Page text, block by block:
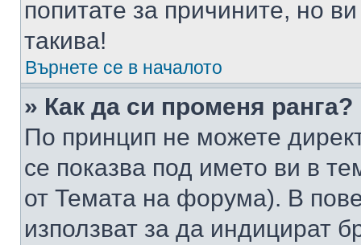
попитате за причините, но
такива!
Върнете се в началото
» Как да си променя ранга?
По принцип не можете
се показва под името ви в
от Темата на форума). В
използват за да индицират